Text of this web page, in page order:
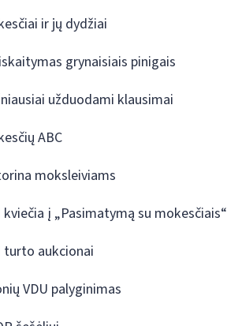
ir jų dydžiai
grynaisiais pinigais
užduodami klausimai
ABC
moksleiviams
kviečia į „Pasimatymą su mokesčiais“
turto aukcionai
VDU palyginimas